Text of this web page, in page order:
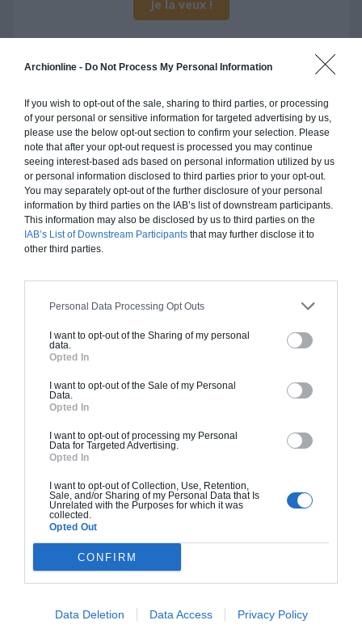
Archionline - Do Not Process My Personal Information
If you wish to opt-out of the sale, sharing to third parties, or processing
of your personal or sensitive information for targeted advertising by us,
please use the below opt-out section to confirm your selection. Please
note that after your opt-out request is processed you may continue
seeing interest-based ads based on personal information utilized by us
or personal information disclosed to third parties prior to your opt-out.
You may separately opt-out of the further disclosure of your personal
information by third parties on the IAB’s list of downstream participants.
This information may also be disclosed by us to third parties on the
IAB’s List of Downstream Participants that may further disclose it to
other third parties.
Personal Data Processing Opt Outs
I want to opt-out of the Sharing of my personal
data.
Opted In
I want to opt-out of the Sale of my Personal
Data.
Opted In
I want to opt-out of processing my Personal
Data for Targeted Advertising.
Opted In
I want to opt-out of Collection, Use, Retention,
Sale, and/or Sharing of my Personal Data that Is
Unrelated with the Purposes for which it was
collected.
Opted Out
CONFIRM
Data Deletion Data Access Privacy Policy
Je la veux !
Construction ossature bois
Chiffrage estimatif pour : Fondations et normes
standards. Construction en ossature bois isolé.
Finitions haut de gamme. Le prix "clé en main"
inclut le gros oeuvre et le second oeuvre (cuisine,
peinture, sols...), mais exclut piscine, jardin et
clôture.
133 000€ TTC
Chiffrage estimatif pour : Fondations et normes
standards. Construction en bloc coffrant isolant
(RT 2020). Finitions haut de gamme. Le prix "clé
en main" inclut le gros oeuvre et le second
oeuvre (cuisine, peinture, sols...), mais exclut
154 000€ TTC